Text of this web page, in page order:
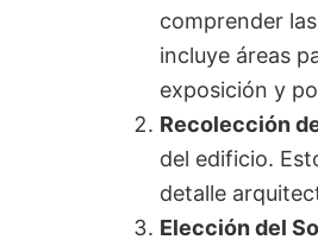
comprender
incluye áreas
exposición y
Recolección
del edificio.
detalle
Elección del